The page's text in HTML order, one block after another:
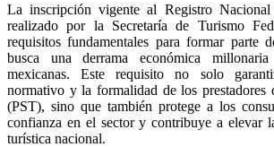
La inscripción vigente al Registro
realizado por la Secretaría de Turismo
requisitos fundamentales para formar parte
busca una derrama económica
mexicanas. Este requisito no solo
normativo y la formalidad de los prestadores
(PST), sino que también protege a los
confianza en el sector y contribuye a elevar
turística nacional.